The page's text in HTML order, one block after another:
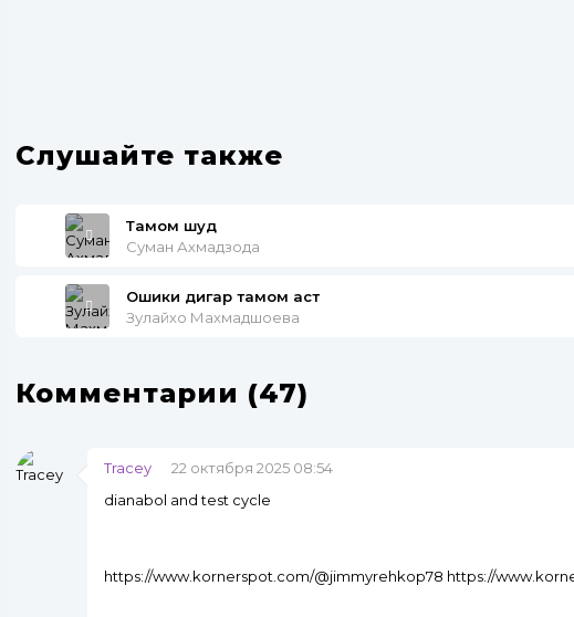
Слушайте также
Тамом шуд
Суман Ахмадзода
Ошики дигар тамом аст
Зулайхо Махмадшоева
Комментарии (47)
Tracey
22 октября 2025 08:54
dianabol and test cycle
https://www.kornerspot.com/@jimmyrehkop78 https://